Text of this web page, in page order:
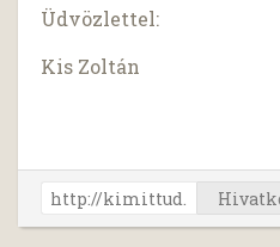
Üdvözlettel:
Kis Zoltán